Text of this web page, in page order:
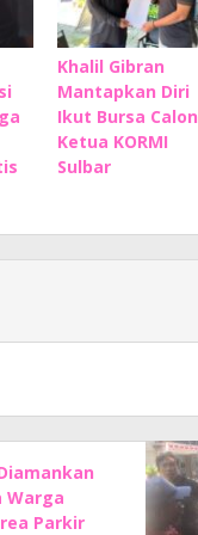
Khalil Gibran
Mantapkan Diri
Ikut Bursa Calon
Ketua KORMI
Sulbar
Warga
Parkir